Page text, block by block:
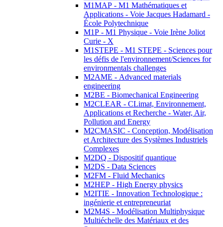
M1MAP - M1 Mathématiques et
Applications - Voie Jacques Hadamard -
École Polytechnique
M1P - M1 Physique - Voie Irène Joliot
Curie - X
M1STEPE - M1 STEPE - Sciences pour
les défis de l'environnement/Sciences for
environmentals challenges
M2AME - Advanced materials
engineering
M2BE - Biomechanical Engineering
M2CLEAR - CLimat, Environnement,
Applications et Recherche - Water, Air,
Pollution and Energy
M2CMASIC - Conception, Modélisation
et Architecture des Systèmes Industriels
Complexes
M2DQ - Dispositif quantique
M2DS - Data Sciences
M2FM - Fluid Mechanics
M2HEP - High Energy physics
M2ITIE - Innovation Technologique :
ingénierie et entrepreneuriat
M2M4S - Modélisation Multiphysique
Multiéchelle des Matériaux et des